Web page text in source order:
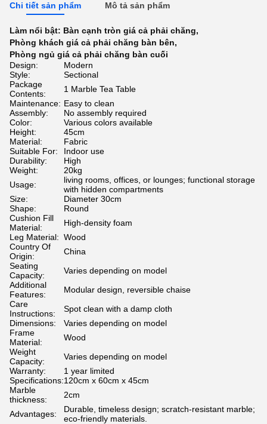
Chi tiết sản phẩm Mô tả sản phẩm
Làm nổi bật: Bàn cạnh tròn giá cả phải chăng,
Phòng khách giá cả phải chăng bàn bên,
Phòng ngủ giá cả phải chăng bàn cuối
Design:
Modern
Style:
Sectional
Package
Contents:
1 Marble Tea Table
Maintenance: Easy to clean
Assembly:
No assembly required
Color:
Various colors available
Height:
45cm
Material:
Fabric
Suitable For:
Indoor use
Durability:
High
Weight:
20kg
Usage:
living rooms, offices, or lounges; functional storage
with hidden compartments
Size:
Diameter 30cm
Shape:
Round
Cushion Fill
Material:
High-density foam
Leg Material: Wood
Country Of
Origin:
China
Seating
Capacity:
Varies depending on model
Additional
Features:
Modular design, reversible chaise
Care
Instructions:
Spot clean with a damp cloth
Dimensions:
Varies depending on model
Frame
Material:
Wood
Weight
Capacity:
Varies depending on model
Warranty:
1 year limited
Specifications:120cm x 60cm x 45cm
Marble
thickness:
2cm
Advantages:
Durable, timeless design; scratch-resistant marble;
eco-friendly materials.